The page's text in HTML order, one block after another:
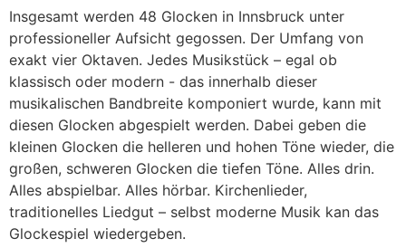
Insgesamt werden 48 Glocken in Innsbruck unter
professioneller Aufsicht gegossen. Der Umfang von
exakt vier Oktaven. Jedes Musikstück – egal ob
klassisch oder modern - das innerhalb dieser
musikalischen Bandbreite komponiert wurde, kann mit
diesen Glocken abgespielt werden. Dabei geben die
kleinen Glocken die helleren und hohen Töne wieder, die
großen, schweren Glocken die tiefen Töne. Alles drin.
Alles abspielbar. Alles hörbar. Kirchenlieder,
traditionelles Liedgut – selbst moderne Musik kan das
Glockespiel wiedergeben.